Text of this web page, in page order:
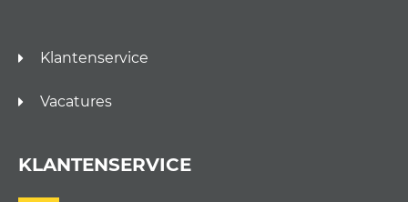
Klantenservice
Vacatures
KLANTENSERVICE